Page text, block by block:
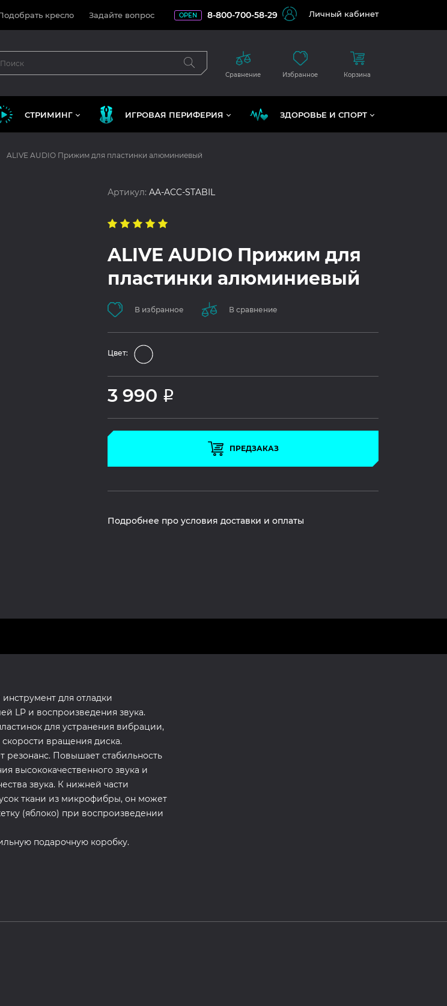
кресло Задайте вопрос OPEN 8-800-700-58-29 Личный кабинет
Сравнение Избранное Корзина
СТРИМИНГ ИГРОВАЯ ПЕРИФЕРИЯ ЗДОРОВЬЕ И СПОРТ
ALIVE AUDIO Прижим для пластинки алюминиевый
Артикул:AA-ACC-STABIL
ALIVE AUDIO Прижим для
пластинки алюминиевый
В избранное В сравнение
Цвет:
3 990 Р
ПРЕДЗАКАЗ
Подробнее про условия доставки и оплаты
для отладки
LP и воспроизведения звука.
для устранения вибрации,
вращения диска.
резонанс. Повышает стабильность
высококачественного звука и
звука. К нижней части
ткани из микрофибры, он может
(яблоко) при воспроизведении
подарочную коробку.